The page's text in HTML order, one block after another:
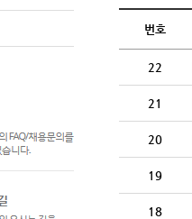
번호
22
21
20
19
18